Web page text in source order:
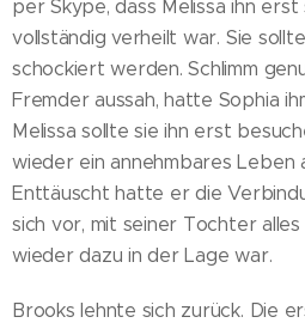
per Skype, dass Melissa ihn
vollständig verheilt war. Sie
schockiert werden. Schlimm
Fremder aussah, hatte Sophia
Melissa sollte sie ihn erst
wieder ein annehmbares Leben
Enttäuscht hatte er die
sich vor, mit seiner Tochter
wieder dazu in der Lage war.
Brooks lehnte sich zurück. Die